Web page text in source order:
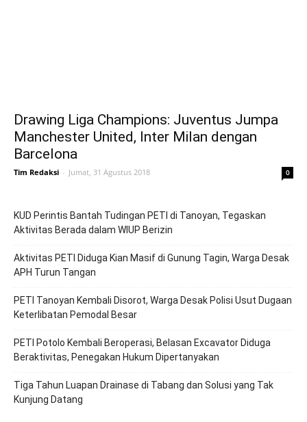
Drawing Liga Champions: Juventus Jumpa
Manchester United, Inter Milan dengan
Barcelona
Tim Redaksi - Jumat, 31 Agustus 2018 0
KUD Perintis Bantah Tudingan PETI di Tanoyan, Tegaskan
Aktivitas Berada dalam WIUP Berizin
Aktivitas PETI Diduga Kian Masif di Gunung Tagin, Warga Desak
APH Turun Tangan
PETI Tanoyan Kembali Disorot, Warga Desak Polisi Usut Dugaan
Keterlibatan Pemodal Besar
PETI Potolo Kembali Beroperasi, Belasan Excavator Diduga
Beraktivitas, Penegakan Hukum Dipertanyakan
Tiga Tahun Luapan Drainase di Tabang dan Solusi yang Tak
Kunjung Datang